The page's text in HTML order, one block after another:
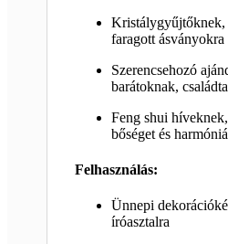
faragott ásványokra
Szerencsehozó
barátoknak,
Feng shui
bőséget és
Felhasználás:
Ünnepi
íróasztalra